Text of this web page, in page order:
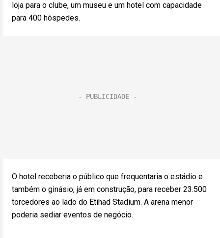
loja para o clube, um museu e um hotel com capacidade
para 400 hóspedes.
O hotel receberia o público que frequentaria o estádio e
também o ginásio, já em construção, para receber 23.500
torcedores ao lado do Etihad Stadium. A arena menor
poderia sediar eventos de negócio.